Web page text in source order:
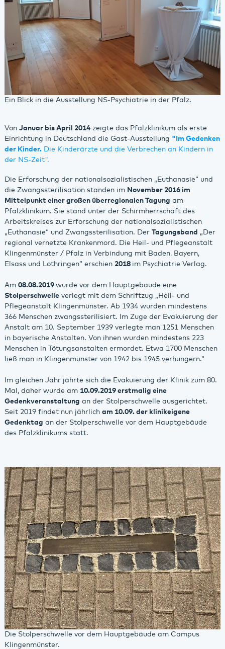
Ein Blick in die Ausstellung NS-Psychiatrie in der Pfalz.
Von Januar bis April 2014zeigte das Pfalzklinikum als erste
Einrichtung in Deutschland die Gast-Ausstellung "Im Gedenken
der Kinder.Die Kinderärzte und die Verbrechen an Kindern in
der NS-Zeit".
Die Erforschung der nationalsozialistischen „Euthanasie“ und
die Zwangssterilisation standen im November 2016 im
Mittelpunkt einer großen überregionalen Tagung am
Pfalzklinikum. Sie stand unter der Schirmherrschaft des
Arbeitskreises zur Erforschung der nationalsozialistischen
„Euthanasie“ und Zwangssterilisation. Der Tagungsband „Der
regional vernetzte Krankenmord. Die Heil- und Pflegeanstalt
Klingenmünster / Pfalz in Verbindung mit Baden, Bayern,
Elsass und Lothringen“ erschien 2018 im Psychiatrie Verlag.
Am 08.08.2019 wurde vor dem Hauptgebäude eine
Stolperschwelleverlegt mit dem Schriftzug „Heil- und
Pflegeanstalt Klingenmünster. Ab 1934 wurden mindestens
366 Menschen zwangssterilisiert. Im Zuge der Evakuierung der
Anstalt am 10. September 1939 verlegte man 1251 Menschen
in bayerische Anstalten. Von ihnen wurden mindestens 223
Menschen in Tötungsanstalten ermordet. Etwa 1700 Menschen
ließ man in Klingenmünster von 1942 bis 1945 verhungern.“
Im gleichen Jahr jährte sich die Evakuierung der Klinik zum 80.
Mal, daher wurde am 10.09.2019 erstmalig eine
Gedenkveranstaltung an der Stolperschwelle ausgerichtet.
Seit 2019 findet nun jährlich am 10.09. der klinikeigene
Gedenktag an der Stolperschwelle vor dem Hauptgebäude
des Pfalzklinikums statt.
Die Stolperschwelle vor dem Hauptgebäude am Campus
Klingenmünster.